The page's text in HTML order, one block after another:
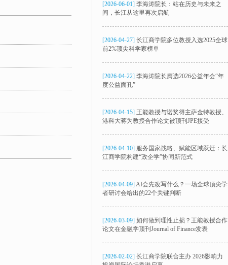
[2026-06-01] 李海涛院长：站在历史与未来之
间，长江从这里再次启航
[2026-04-27] 长江商学院多位教授入选2025全球
前2%顶尖科学家榜单
[2026-04-22] 李海涛院长膺选2026公益年会“年
度公益面孔”
[2026-04-15] 王能教授与诺奖得主萨金特教授、
港科大蒋为教授合作论文被顶刊JPE接受
[2026-04-10] 服务国家战略、赋能区域跃迁：长
江商学院构建“政企学”协同新范式
[2026-04-09] AI会先改写什么？一场全球顶尖学
者研讨会给出的22个关键判断
[2026-03-09] 如何做到理性止损？王能教授合作
论文在金融学顶刊Journal of Finance发表
[2026-02-02] 长江商学院联合主办 2026影响力